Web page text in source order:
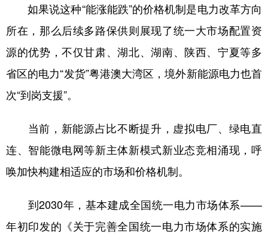
如果说这种“能涨能跌”的价格机制是电力改革方向
所在，那么后续多路保供则展现了统一大市场配置资
源的优势，不仅甘肃、湖北、湖南、陕西、宁夏等多
省区的电力“发货”粤港澳大湾区，境外新能源电力也首
次“到岗支援”。
当前，新能源占比不断提升，虚拟电厂、绿电直
连、智能微电网等新主体新模式新业态竞相涌现，呼
唤加快构建相适应的市场和价格机制。
到2030年，基本建成全国统一电力市场体系——
年初印发的《关于完善全国统一电力市场体系的实施